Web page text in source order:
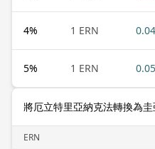
4% 1 ERN
5% 1 ERN
將厄立特里亞納克法轉換為
ERN